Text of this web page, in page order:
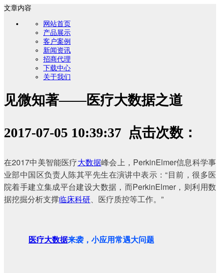
文章内容
网站首页
产品展示
客户案例
新闻资讯
招商代理
下载中心
关于我们
见微知著——医疗大数据之道
2017-07-05 10:39:37 点击次数：
在2017中美智能医疗大数据峰会上，PerkinElmer信息科学事
业部中国区负责人陈其平先生在演讲中表示：“目前，很多医
院着手建立集成平台建设大数据，而PerkinElmer，则利用数
据挖掘分析支撑临床科研、医疗质控等工作。”
医疗大数据来袭，小应用常遇大问题